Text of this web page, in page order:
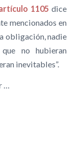
1105dice
mencionados en
obligación, nadie
no hubieran
inevitables”.